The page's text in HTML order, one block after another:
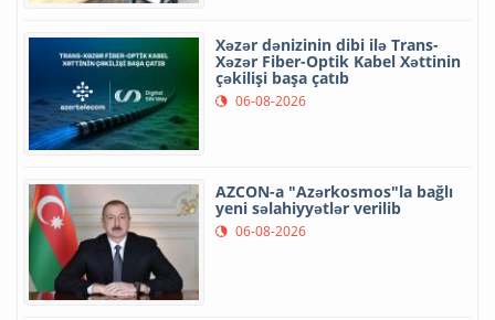
Xəzər dənizinin dibi ilə Trans-
Xəzər Fiber-Optik Kabel Xəttinin
çəkilişi başa çatıb
06-08-2026
AZCON-a "Azərkosmos"la bağlı
yeni səlahiyyətlər verilib
06-08-2026